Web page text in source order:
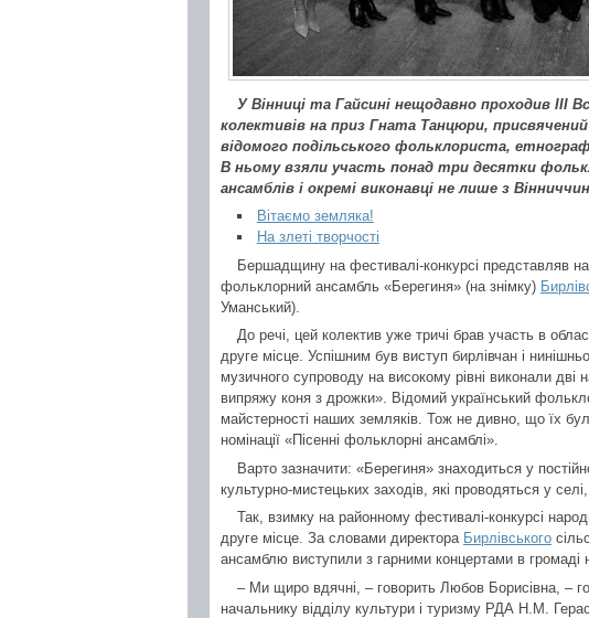
У Вінниці та Гайсині нещодавно проходив ІІІ
колективів на приз Гната Танцюри, присвячений
відомого подільського фольклориста,
В ньому взяли участь понад три десятки
ансамблів і окремі виконавці не лише з
Вітаємо земляка!
На злеті творчості
Бершадщину на фестивалі-конкурсі представляв
фольклорний ансамбль «Берегиня» (на знімку)
Уманський).
До речі, цей колектив уже тричі брав участь в
друге місце. Успішним був виступ бирлівчан і
музичного супроводу на високому рівні виконали дві
випряжу коня з дрожки». Відомий український
майстерності наших земляків. Тож не дивно, що їх
номінації «Пісенні фольклорні ансамблі».
Варто зазначити: «Берегиня» знаходиться у
культурно-мистецьких заходів, які проводяться у
Так, взимку на районному фестивалі-конкурсі
друге місце. За словами директора Бирлівського
ансамблю виступили з гарними концертами в громаді
– Ми щиро вдячні, – говорить Любов Борисівна, –
начальнику відділу культури і туризму РДА Н.М.